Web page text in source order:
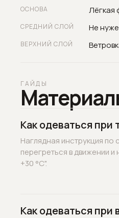
ОСНОВА Лёгкая
СРЕДНИЙ СЛОЙ Не
ВЕРХНИЙ СЛОЙ
ГАЙДЫ
Как одеваться при
Наглядная инструкция
перегреться в движении
+30 °C".
Как одеваться при